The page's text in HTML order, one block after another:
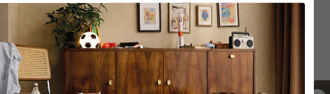
Покупают вместе с этим товаром